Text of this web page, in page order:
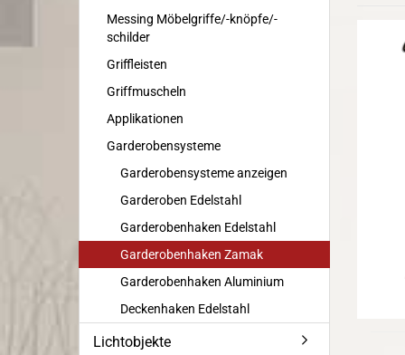
Messing Möbelgriffe/-knöpfe/-
schilder
Griffleisten
Griffmuscheln
Applikationen
Garderobensysteme
Garderobensysteme anzeigen
Garderoben Edelstahl
Garderobenhaken Edelstahl
Garderobenhaken Zamak
Garderobenhaken Aluminium
Deckenhaken Edelstahl
Lichtobjekte